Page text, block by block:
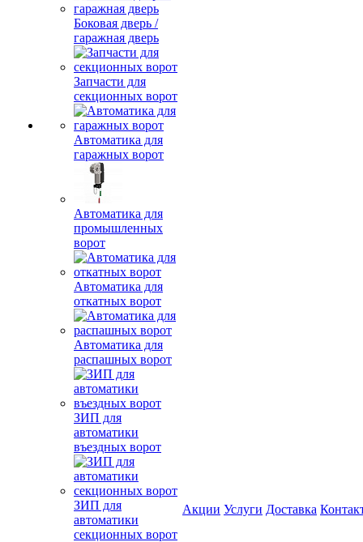
Боковая дверь /
гаражная дверь
Запчасти для
секционных ворот
Автоматика для
гаражных ворот
Автоматика для
промышленных
ворот
Автоматика для
откатных ворот
Автоматика для
распашных ворот
ЗИП для
автоматики
въездных ворот
ЗИП для
автоматики
секционных ворот
Акции Услуги Доставка